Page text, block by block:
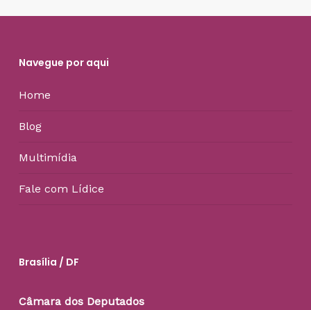
Navegue por aqui
Home
Blog
Multimídia
Fale com Lídice
Brasília / DF
Câmara dos Deputados